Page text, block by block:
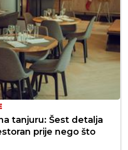
tanjuru: Šest detalja
prije nego što